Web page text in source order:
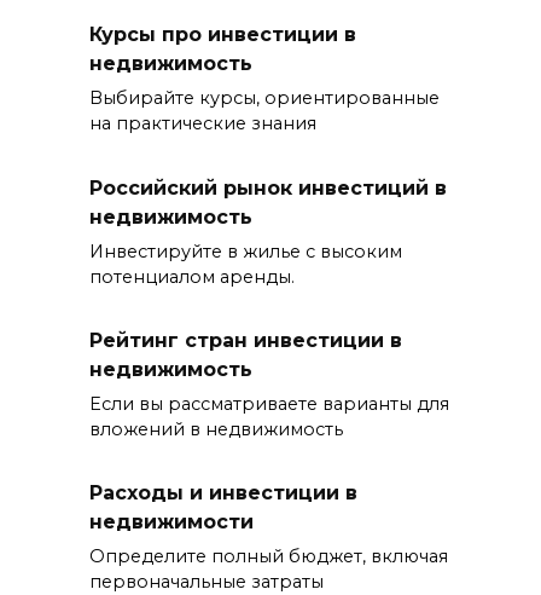
Курсы про инвестиции в
недвижимость
Выбирайте курсы, ориентированные
на практические знания
Российский рынок инвестиций в
недвижимость
Инвестируйте в жилье с высоким
потенциалом аренды.
Рейтинг стран инвестиции в
недвижимость
Если вы рассматриваете варианты для
вложений в недвижимость
Расходы и инвестиции в
недвижимости
Определите полный бюджет, включая
первоначальные затраты